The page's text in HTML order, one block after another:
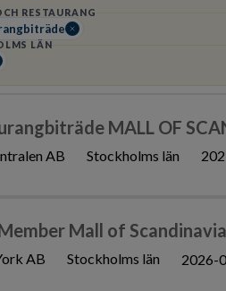
RESTAURANG
LÄN
MALL OF
AB Stockholms län
Mall of
AB Stockholms län 2026-